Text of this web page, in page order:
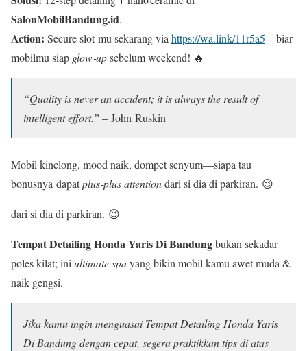
SalonMobilBandung.id.
Action: Secure slot‑mu sekarang via https://wa.link/11r5a5—biar
mobilmu siap glow‑upsebelum weekend! 🔥
“Quality is never an accident; it is always the result of
intelligent effort.” – John Ruskin
Mobil kinclong, mood naik, dompet senyum—siapa tau
bonusnya dapatplus‑plus attentiondari si dia di parkiran. 😉
dari si dia di parkiran. 😉
Tempat Detailing Honda Yaris Di Bandungbukan sekadar
poles kilat; ini ultimate spayang bikin mobil kamu awet muda &
naik gengsi.
Jika kamu ingin menguasai Tempat Detailing Honda Yaris
Di Bandung dengan cepat, segera praktikkan tips di atas